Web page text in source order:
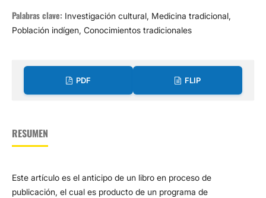
Palabras clave: Investigación cultural, Medicina tradicional,
Población indígen, Conocimientos tradicionales
PDF FLIP
RESUMEN
Este artículo es el anticipo de un libro en proceso de
publicación, el cual es producto de un programa de